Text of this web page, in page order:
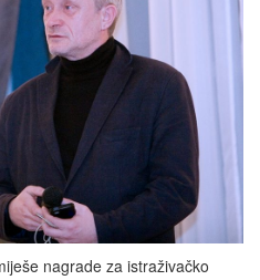
nagrade za istraživačko